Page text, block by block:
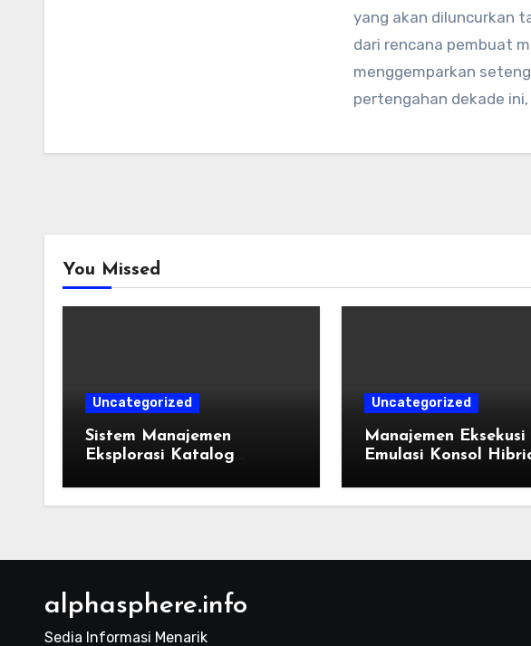
yang akan diluncurkan
dari rencana pembuat
menggemparkan
pertengahan dekade
You Missed
Uncategorized
Sistem Manajemen
Eksplorasi Katalog
Generasi: Panduan
Uncategorized
Manajemen Eksekusi
Emulasi Konsol
dan Rendisi Grafis
alphasphere.info
Sedia Informasi Menarik